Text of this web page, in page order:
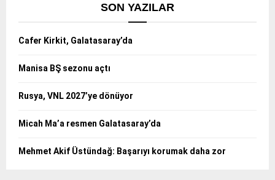
SON YAZILAR
Cafer Kirkit, Galatasaray’da
Manisa BŞ sezonu açtı
Rusya, VNL 2027’ye dönüyor
Micah Ma’a resmen Galatasaray’da
Mehmet Akif Üstündağ: Başarıyı korumak daha zor